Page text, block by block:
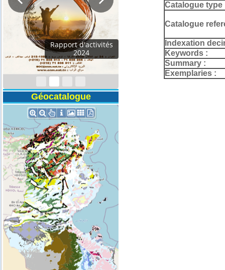
Programmes
Techniques 2026
Géocatalogue
Catalogue type
Catalogue
Indexation
Keywords :
Summary :
Exemplaries :